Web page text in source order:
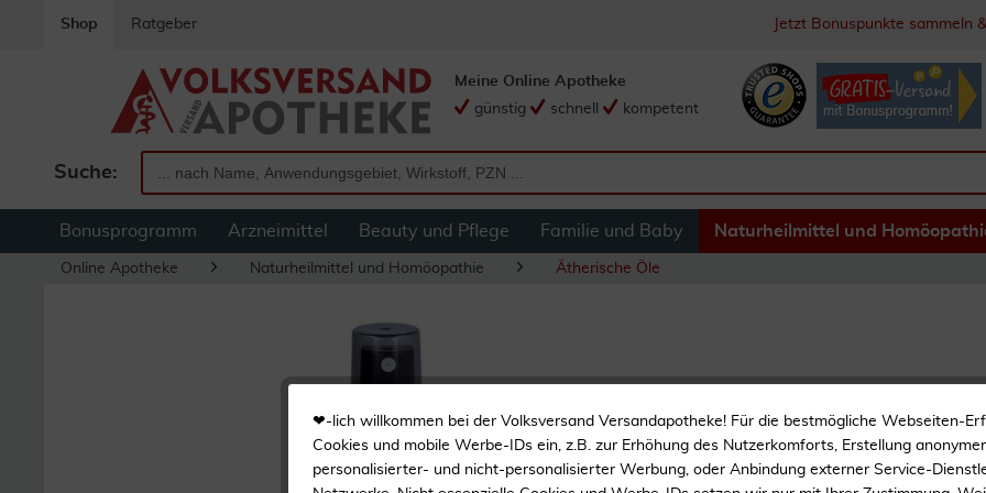
Shop Ratgeber Jetzt Bonuspunkte sammeln
Suche:
Meine Online Apotheke
günstig
schnell kompetent
Bonusprogramm Arzneimittel Beauty und Pflege Familie und Baby Naturheilmittel und
Online Apotheke Naturheilmittel und Homöopathie Ätherische Öle
Primavera
❤-lich willkommen bei der Volksversand Versandapotheke! Für die bestmögliche Webseiten-
Cookies und mobile Werbe-IDs ein, z.B. zur Erhöhung des Nutzerkomforts, Erstellung
personalisierter- und nicht-personalisierter Werbung, oder Anbindung externer Service-